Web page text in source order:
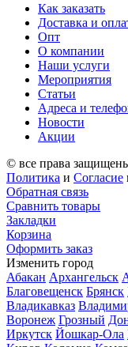
Как заказать
Доставка и
Опт
О компании
Наши услуги
Мероприятия
Статьи
Адреса и
Новости
Акции
© все права
Политика и Согласие
Обратная связь
Сравнить товары
Закладки
Корзина
Оформить заказ
Изменить город
Абакан Архангельск
Благовещенск Брянск
Владикавказ
Воронеж Грозный
Иркутск Йошкар-Ола